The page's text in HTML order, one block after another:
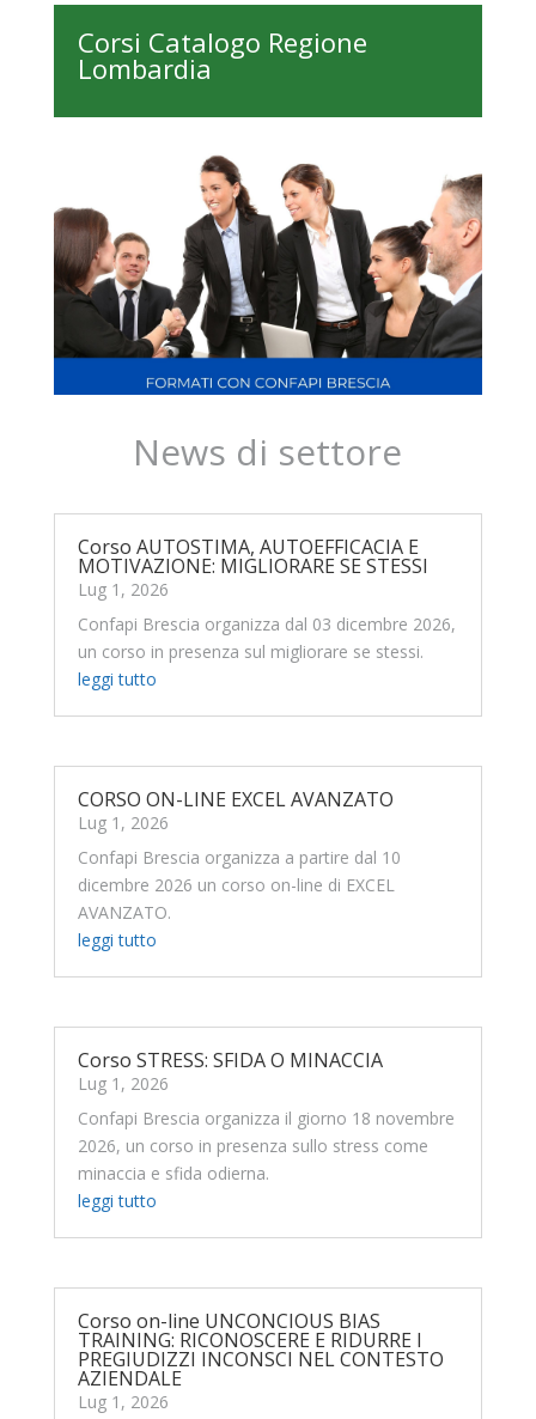
Corsi Catalogo Regione
Lombardia
News di settore
Corso AUTOSTIMA, AUTOEFFICACIA E
MOTIVAZIONE: MIGLIORARE SE STESSI
Lug 1, 2026
Confapi Brescia organizza dal 03 dicembre 2026,
un corso in presenza sul migliorare se stessi.
leggi tutto
CORSO ON-LINE EXCEL AVANZATO
Lug 1, 2026
Confapi Brescia organizza a partire dal 10
dicembre 2026 un corso on-line di EXCEL
AVANZATO.
leggi tutto
Corso STRESS: SFIDA O MINACCIA
Lug 1, 2026
Confapi Brescia organizza il giorno 18 novembre
2026, un corso in presenza sullo stress come
minaccia e sfida odierna.
leggi tutto
Corso on-line UNCONCIOUS BIAS
TRAINING: RICONOSCERE E RIDURRE I
PREGIUDIZZI INCONSCI NEL CONTESTO
AZIENDALE
Lug 1, 2026